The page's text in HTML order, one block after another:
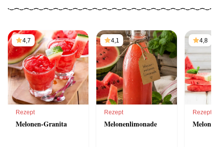
4,7
Rezept
Melonen-Granita
4,1
Rezept
Melonenlimonade
4,8
Rezept